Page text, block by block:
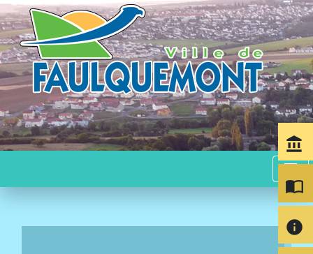
menu
account_balance
import_contacts
info